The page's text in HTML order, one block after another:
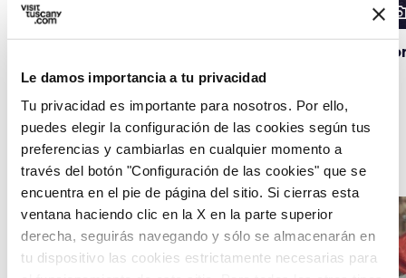
Le damos importancia a tu privacidad
Tu privacidad es importante para nosotros. Por ello,
puedes elegir la configuración de las cookies según tus
preferencias y cambiarlas en cualquier momento a
través del botón "Configuración de las cookies" que se
encuentra en el pie de página del sitio. Si cierras esta
ventana haciendo clic en la X en la parte superior
derecha, seguirás navegando y sólo se almacenarán en
tu dispositivo las cookies estrictamente necesarias para
photo_camera Atracciones
Cortona
Margherita en
Cortona
Eventos map Ver en el mapa
favorite_border